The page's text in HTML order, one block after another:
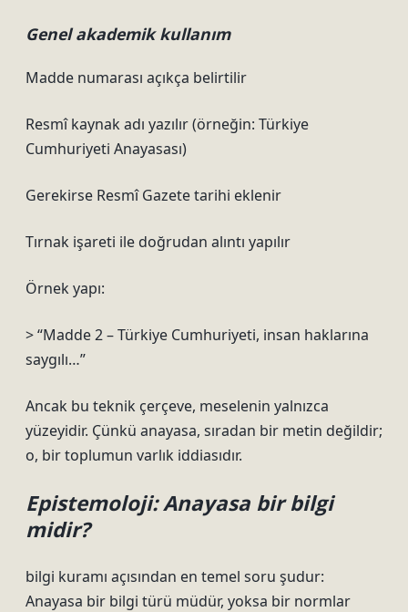
Genel akademik kullanım
Madde numarası açıkça belirtilir
Resmî kaynak adı yazılır (örneğin: Türkiye
Cumhuriyeti Anayasası)
Gerekirse Resmî Gazete tarihi eklenir
Tırnak işareti ile doğrudan alıntı yapılır
Örnek yapı:
> “Madde 2 – Türkiye Cumhuriyeti, insan haklarına
saygılı…”
Ancak bu teknik çerçeve, meselenin yalnızca
yüzeyidir. Çünkü anayasa, sıradan bir metin değildir;
o, bir toplumun varlık iddiasıdır.
Epistemoloji: Anayasa bir bilgi
midir?
bilgi kuramı açısından en temel soru şudur:
Anayasa bir bilgi türü müdür, yoksa bir normlar